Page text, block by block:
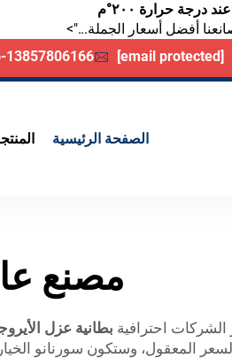
حرارة ٢٠٠°م
أفضل أسعار الجملة...">
[email protected]
13857806166
الصفحة الرئيسية
مصنع
احترافية بطانية عزل الأيروجل
المعقول، وستكون سورنانو